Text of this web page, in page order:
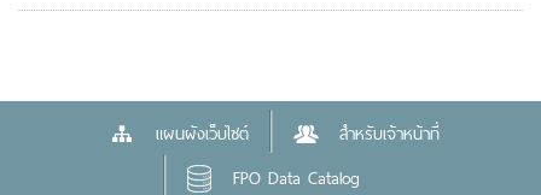
แผนผังเว็บไซต์
สำหรับเจ้าหน้าที่
FPO Data Catalog